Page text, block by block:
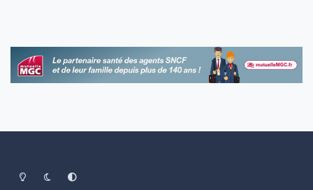
Light ModeDark ModeSystem Preference